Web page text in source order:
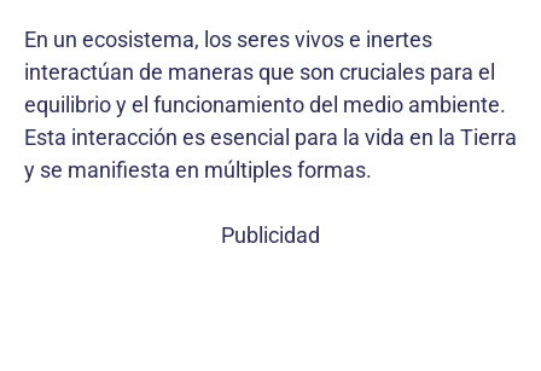
En un ecosistema, los seres vivos e inertes
interactúan de maneras que son cruciales para el
equilibrio y el funcionamiento del medio ambiente.
Esta interacción es esencial para la vida en la Tierra
y se manifiesta en múltiples formas.
Publicidad